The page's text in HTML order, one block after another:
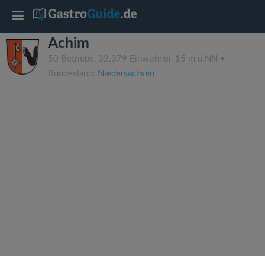
Achim
50 Betriebe, 32.379 Einwohner, 15 m ü.NN •
Bundesland: Niedersachsen
T
o
g